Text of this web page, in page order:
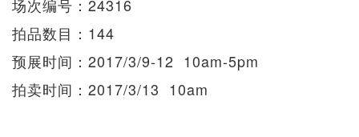
场次编号：24316
拍品数目：144
预展时间：2017/3/9-12 10am-5pm
拍卖时间：2017/3/13 10am